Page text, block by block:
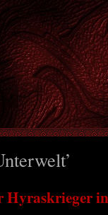
Hyraskrieger